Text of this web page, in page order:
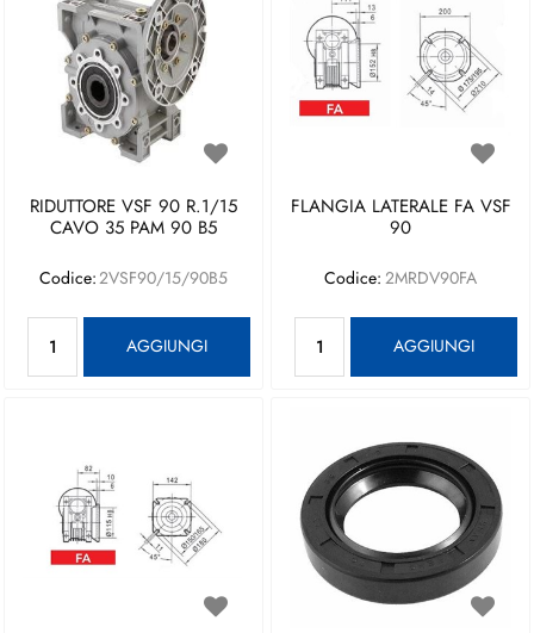
RIDUTTORE VSF 90 R.1/15
CAVO 35 PAM 90 B5
Codice:2VSF90/15/90B5
AGGIUNGI
FLANGIA LATERALE FA VSF
90
Codice: 2MRDV90FA
AGGIUNGI